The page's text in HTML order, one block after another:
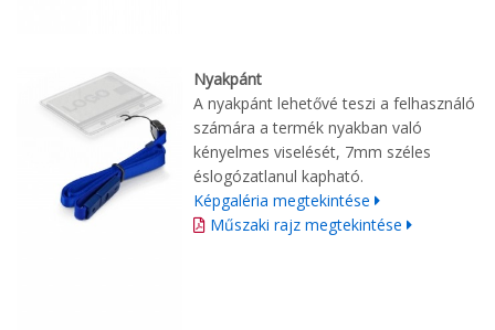
Nyakpánt
A nyakpánt lehetővé teszi a felhasználó
számára a termék nyakban való
kényelmes viselését, 7mm széles
éslogózatlanul kapható.
Képgaléria megtekintése
Műszaki rajz megtekintése